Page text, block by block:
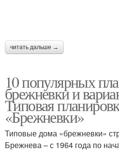
читать дальше →
10 популярных
брежневки и
Типовая
«Брежневки»
Типовые дома «брежневки»
Брежнева – с 1964 года по